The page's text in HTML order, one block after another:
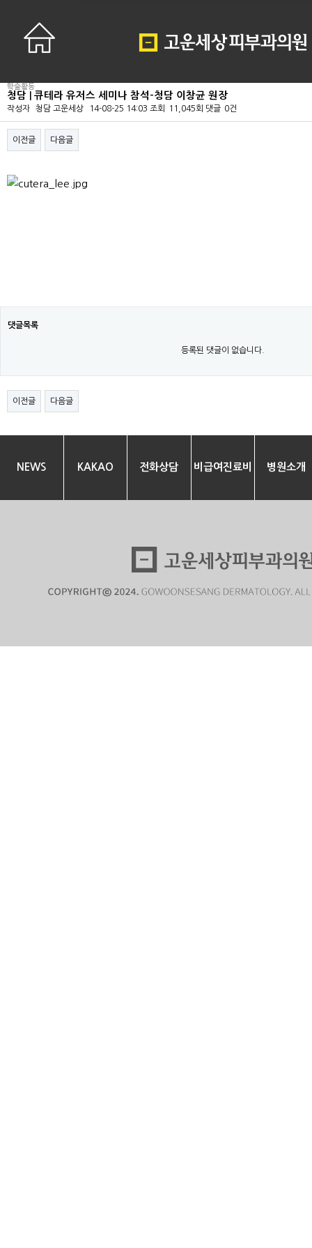
학술활동
청담 | 큐테라 유저스 세미나 참석-청담 이창균 원장
작성자 청담 고운세상 14-08-25 14:03 조회 11,045회 댓글 0건
이전글 다음글
댓글목록
등록된 댓글이 없습니다.
이전글 다음글
NEWS KAKAO 전화상담 비급여진료비 병원소개